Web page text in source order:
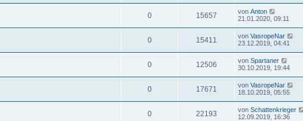
0 15657 von Anton
21.01.2020, 09:11
0 15411 von VasropeNar
23.12.2019, 04:41
0 12506 von Spartaner
30.10.2019, 19:44
0 17671 von VasropeNar
18.10.2019, 05:55
0 22193 von Schattenkrieger
12.09.2019, 16:36